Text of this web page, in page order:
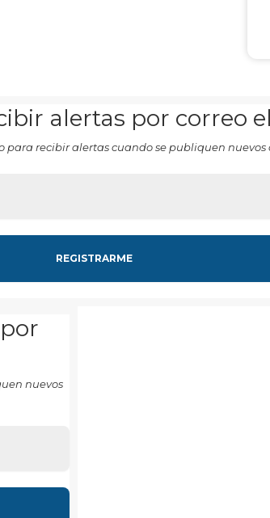
alertas por correo
para recibir alertas cuando se publiquen nuevos
nuevos